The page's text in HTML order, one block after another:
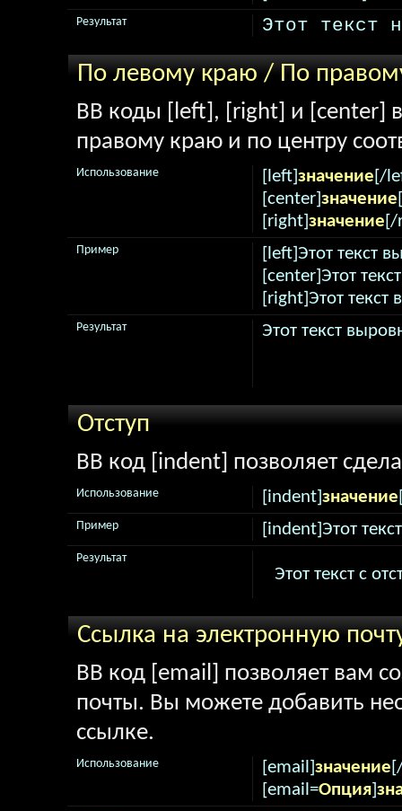
Этот текст
Результат
По левому краю / По
BB коды [left], [right] и [center]
правому краю и по центру
[left]значение[/
[center]значение
[right]значение[/
Использование
[left]Этот текст
[center]Этот
[right]Этот
Пример
Этот текст
Результат
Отступ
BB код [indent] позволяет
[indent]значение
Использование
[indent]Этот
Пример
Этот текст с
Результат
Ссылка на электронную
BB код [email] позволяет вам
почты. Вы можете добавить
ссылке.
[email]значение
[email=Опция]
Использование